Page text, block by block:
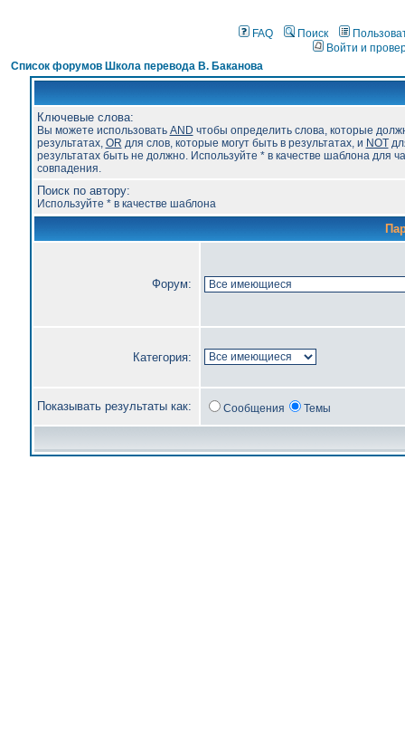
FAQ Поиск
Войти и
Список форумов Школа перевода В. Баканова
Ключевые слова:
Вы можете использовать AND чтобы определить слова, которые
результатах, OR для слов, которые могут быть в результатах, и NOT
результатах быть не должно. Используйте * в качестве шаблона для
совпадения.
Поиск по автору:
Используйте * в качестве шаблона
Форум:
Категория:
Показывать результаты как: Сообщения Темы